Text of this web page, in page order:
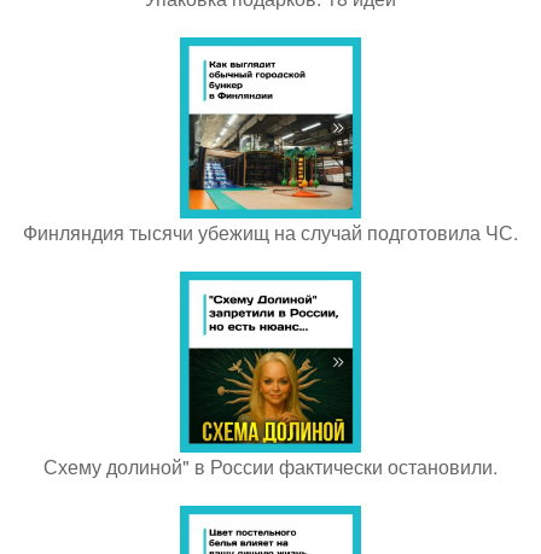
Финляндия тысячи убежищ на случай подготовила ЧС.
Схему долиной" в России фактически остановили.